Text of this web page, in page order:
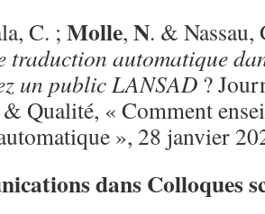
C. ; Molle, N. & Nassau,
traduction automatique
un public LANSAD ?
Qualité, « Comment
», 28 janvier
dans Colloques